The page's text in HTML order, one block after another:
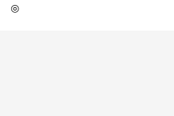
◎